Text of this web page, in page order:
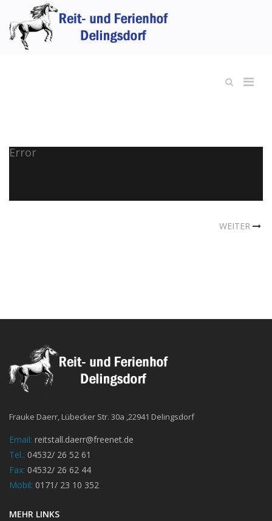
Error
WEITER
Frauke Daerr, Lübecker Str. 30a ,22941 Delingsdorf
Email: reitstall.daerr@freenet.de
Tel.: 04532/ 26 52 61
Fax: 04532/ 26 62 44
Mobil: 0171/ 23 10 352
MEHR LINKS